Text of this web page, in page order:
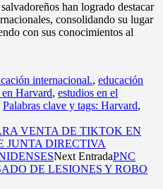
han logrado destacar
consolidando su lugar
con sus conocimientos al
internacional., educación
en Harvard, estudios en el
Palabras clave y tags: Harvard,
VENTA DE TIKTOK EN
JUNTA DIRECTIVA
Next EntradaPNC
DE LESIONES Y ROBO